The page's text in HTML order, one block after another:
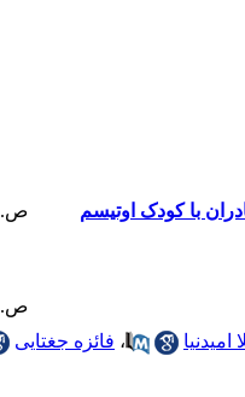
با کودک اوتیسم
ص. ۱۲-۵
ص. ۲۳-۱۳
امیدنیا ، فائزه جغتایی